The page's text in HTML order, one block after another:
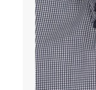
Lasten
Lasten